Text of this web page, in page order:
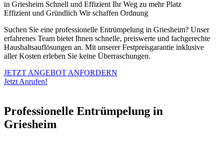
in Griesheim Schnell und Effizient Ihr Weg zu mehr Platz
Effizient und Gründlich Wir schaffen Ordnung
Suchen Sie eine professionelle Entrümpelung in Griesheim? Unser
erfahrenes Team bietet Ihnen schnelle, preiswerte und fachgerechte
Haushaltsauflösungen an. Mit unserer Festpreisgarantie inklusive
aller Kosten erleben Sie keine Überraschungen.
JETZT ANGEBOT ANFORDERN
Jetzt Anrufen!
Professionelle Entrümpelung in
Griesheim